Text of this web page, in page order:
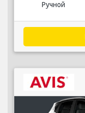
Ручной